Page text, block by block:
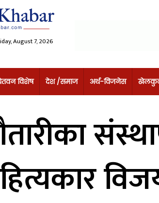
August 7, 2026
विशेष देश /समाज अर्थ-विजनेस